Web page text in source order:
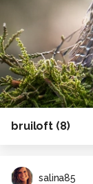
bruiloft (8)
salina85